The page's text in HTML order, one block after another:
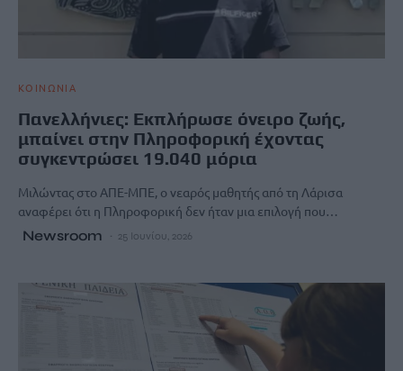
ΚΟΙΝΩΝΙΑ
Πανελλήνιες: Eκπλήρωσε όνειρο ζωής,
μπαίνει στην Πληροφορική έχοντας
συγκεντρώσει 19.040 μόρια
Μιλώντας στο ΑΠΕ-ΜΠΕ, ο νεαρός μαθητής από τη Λάρισα
αναφέρει ότι η Πληροφορική δεν ήταν μια επιλογή που…
Newsroom 25 Ιουνίου, 2026